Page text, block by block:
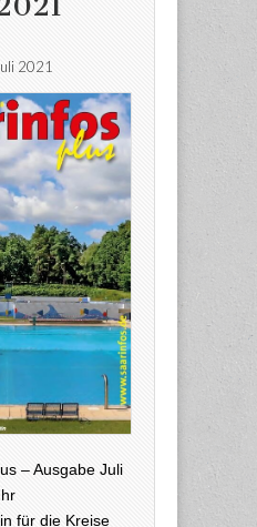
2021
– Ausgabe Juli
für die Kreise